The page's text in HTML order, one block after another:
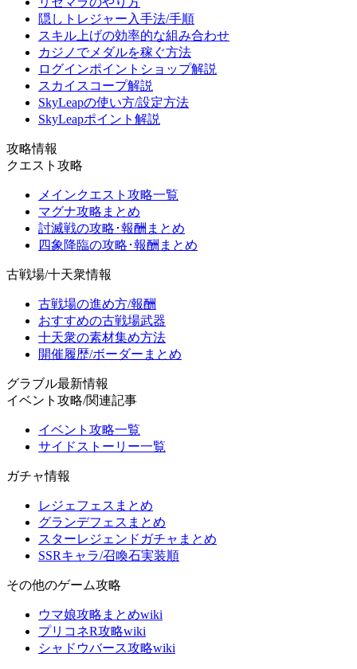
隠しトレジャー入手法/手順
スキル上げの効率的な組み合わせ
カジノでメダルを稼ぐ方法
ログインポイントショップ解説
スカイスコープ解説
SkyLeapの使い方/設定方法
SkyLeapポイント解説
攻略情報
クエスト攻略
メインクエスト攻略一覧
マグナ攻略まとめ
討滅戦の攻略･報酬まとめ
四象降臨の攻略･報酬まとめ
古戦場/十天衆情報
古戦場の進め方/報酬
おすすめの古戦場武器
十天衆の素材集め方法
開催履歴/ボーダーまとめ
グラブル最新情報
イベント攻略/関連記事
イベント攻略一覧
サイドストーリー一覧
ガチャ情報
レジェフェスまとめ
グランデフェスまとめ
スターレジェンドガチャまとめ
SSRキャラ/召喚石実装順
その他のゲーム攻略
ウマ娘攻略まとめwiki
プリコネR攻略wiki
シャドウバース攻略wiki